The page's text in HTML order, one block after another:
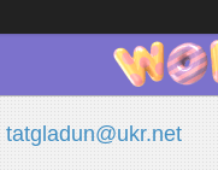
tatgladun@ukr.net